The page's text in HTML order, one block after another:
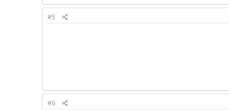
#5
#6